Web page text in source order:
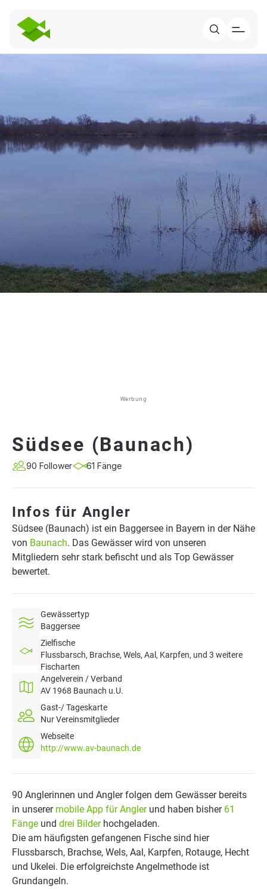
Werbung
Südsee (Baunach)
90 Follower 61 Fänge
Infos für Angler
Südsee (Baunach) ist ein Baggersee in Bayern in der Nähe
von Baunach. Das Gewässer wird von unseren
Mitgliedern sehr stark befischt und als Top Gewässer
bewertet.
Gewässertyp
Baggersee
Zielfische
Flussbarsch, Brachse, Wels, Aal, Karpfen, und 3 weitere
Fischarten
Angelverein / Verband
AV 1968 Baunach u.U.
Gast-/ Tageskarte
Nur Vereinsmitglieder
Webseite
http://www.av-baunach.de
90 Anglerinnen und Angler folgen dem Gewässer bereits
in unserer mobile App für Anglerund haben bisher 61
Fänge und drei Bilderhochgeladen.
Die am häufigsten gefangenen Fische sind hier
Flussbarsch, Brachse, Wels, Aal, Karpfen, Rotauge, Hecht
und Ukelei. Die erfolgreichste Angelmethode ist
Grundangeln.